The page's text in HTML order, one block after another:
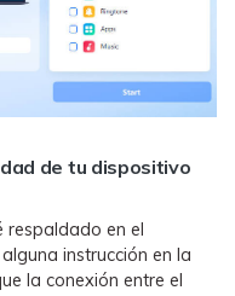
de tu dispositivo
respaldado en el
instrucción en la
la conexión entre el